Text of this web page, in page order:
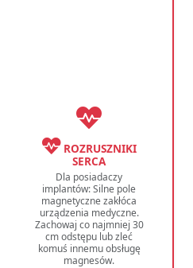
ROZRUSZNIKI
SERCA
Dla posiadaczy
implantów: Silne pole
magnetyczne zakłóca
urządzenia medyczne.
Zachowaj co najmniej 30
cm odstępu lub zleć
komuś innemu obsługę
magnesów.